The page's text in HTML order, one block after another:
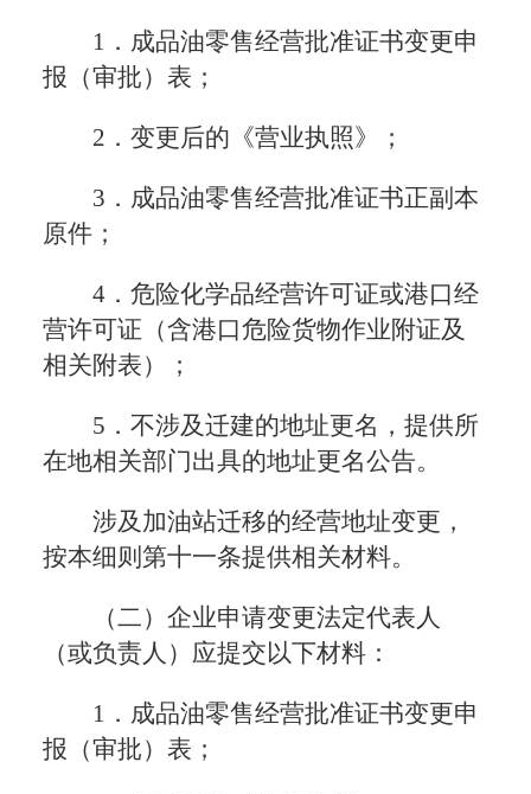
1．成品油零售经营批准证书变更申
报（审批）表；
2．变更后的《营业执照》；
3．成品油零售经营批准证书正副本
原件；
4．危险化学品经营许可证或港口经
营许可证（含港口危险货物作业附证及
相关附表）；
5．不涉及迁建的地址更名，提供所
在地相关部门出具的地址更名公告。
涉及加油站迁移的经营地址变更，
按本细则第十一条提供相关材料。
（二）企业申请变更法定代表人
（或负责人）应提交以下材料：
1．成品油零售经营批准证书变更申
报（审批）表；